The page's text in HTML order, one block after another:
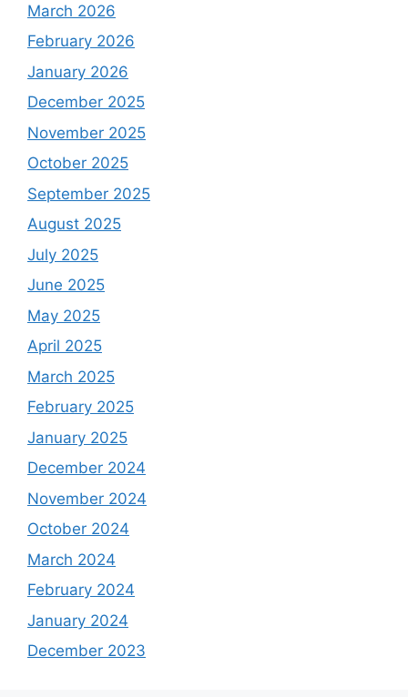
March 2026
February 2026
January 2026
December 2025
November 2025
October 2025
September 2025
August 2025
July 2025
June 2025
May 2025
April 2025
March 2025
February 2025
January 2025
December 2024
November 2024
October 2024
March 2024
February 2024
January 2024
December 2023